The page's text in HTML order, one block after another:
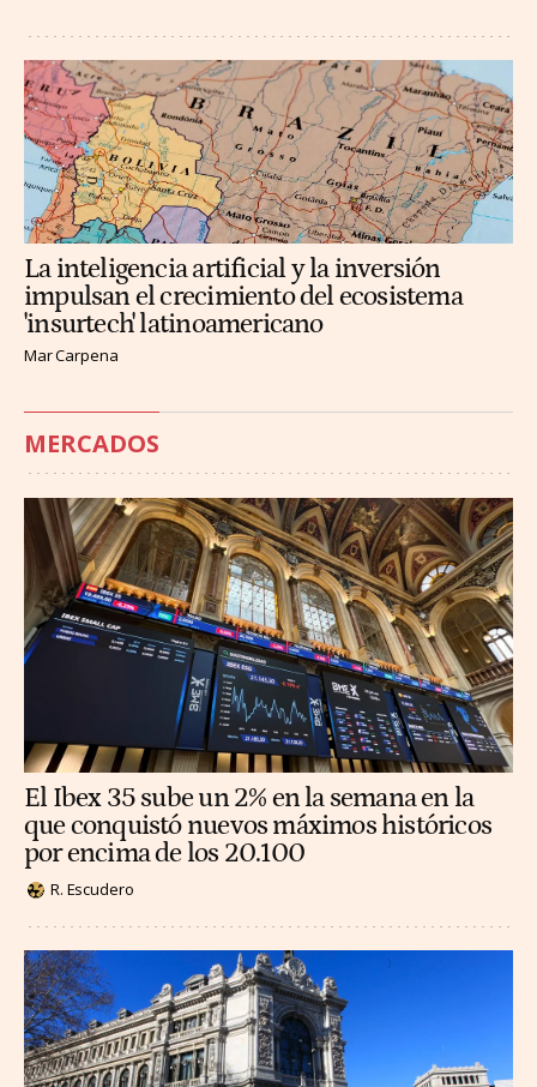
La inteligencia artificial y la inversión
impulsan el crecimiento del ecosistema
'insurtech' latinoamericano
Mar Carpena
MERCADOS
El Ibex 35 sube un 2% en la semana en la
que conquistó nuevos máximos históricos
por encima de los 20.100
R. Escudero